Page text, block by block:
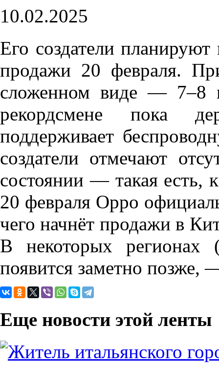
10.02.2025
Его создатели
продажи 20 февраля.
сложенном виде — 7–8
рекордсмене пока
поддерживает
создатели отмечают
состоянии — такая есть,
20 февраля Oppo
чего начнёт продажи в
В некоторых
появится заметно
Еще новости этой ленты